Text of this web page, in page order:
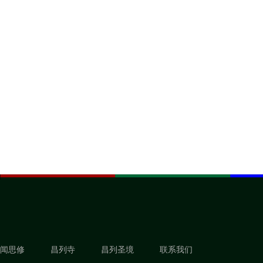
闻思修 昌列寺 昌列圣境 联系我们